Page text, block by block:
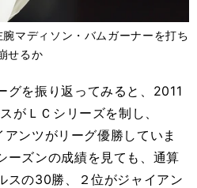
マディソン・バムガーナーを打ち
せるか
を振り返ってみると、2011
がＬＣシリーズを制し、
ンツがリーグ優勝していま
ーズンの成績を見ても、通算
スの30勝、２位がジャイアン